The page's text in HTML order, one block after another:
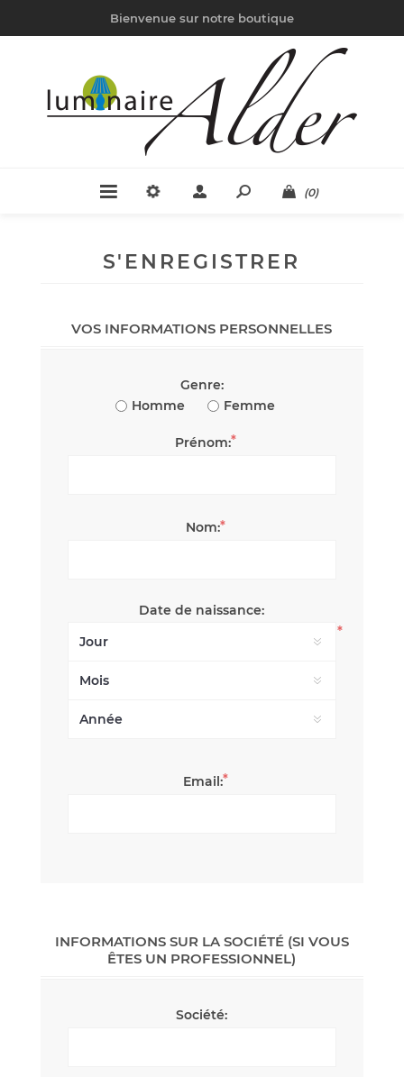
Bienvenue sur notre boutique
(0)
S'ENREGISTRER
VOS INFORMATIONS PERSONNELLES
Genre:
Homme
Femme
Prénom:*
Nom:*
Date de naissance:
*
Email:*
INFORMATIONS SUR LA SOCIÉTÉ (SI VOUS
ÊTES UN PROFESSIONNEL)
Société: